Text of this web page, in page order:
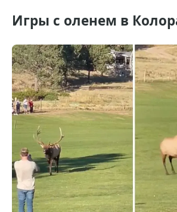
Игры с оленем в